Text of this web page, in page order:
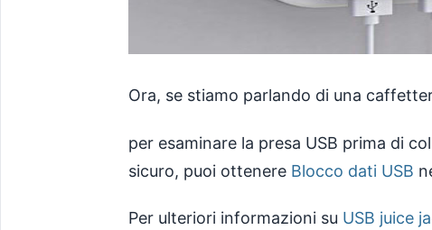
Ora, se stiamo parlando di una
per esaminare la presa USB prima di
sicuro, puoi ottenere Blocco dati USB
Per ulteriori informazioni su USB juice